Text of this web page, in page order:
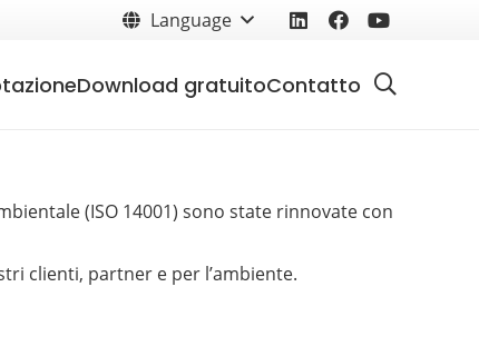
Language
Download gratuitoContatto
(ISO 14001) sono state rinnovate con
clienti, partner e per l’ambiente.